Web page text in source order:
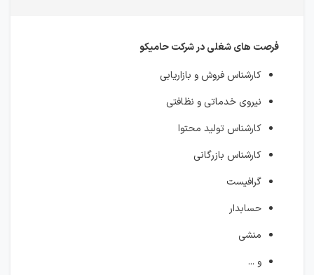
فرصت های شغلی در شرکت حامیکو
کارشناس فروش و بازاریابی
نیروی خدماتی و نظافتی
کارشناس تولید محتوا
کارشناس بازرگانی
گرافیست
حسابدار
منشی
و ...